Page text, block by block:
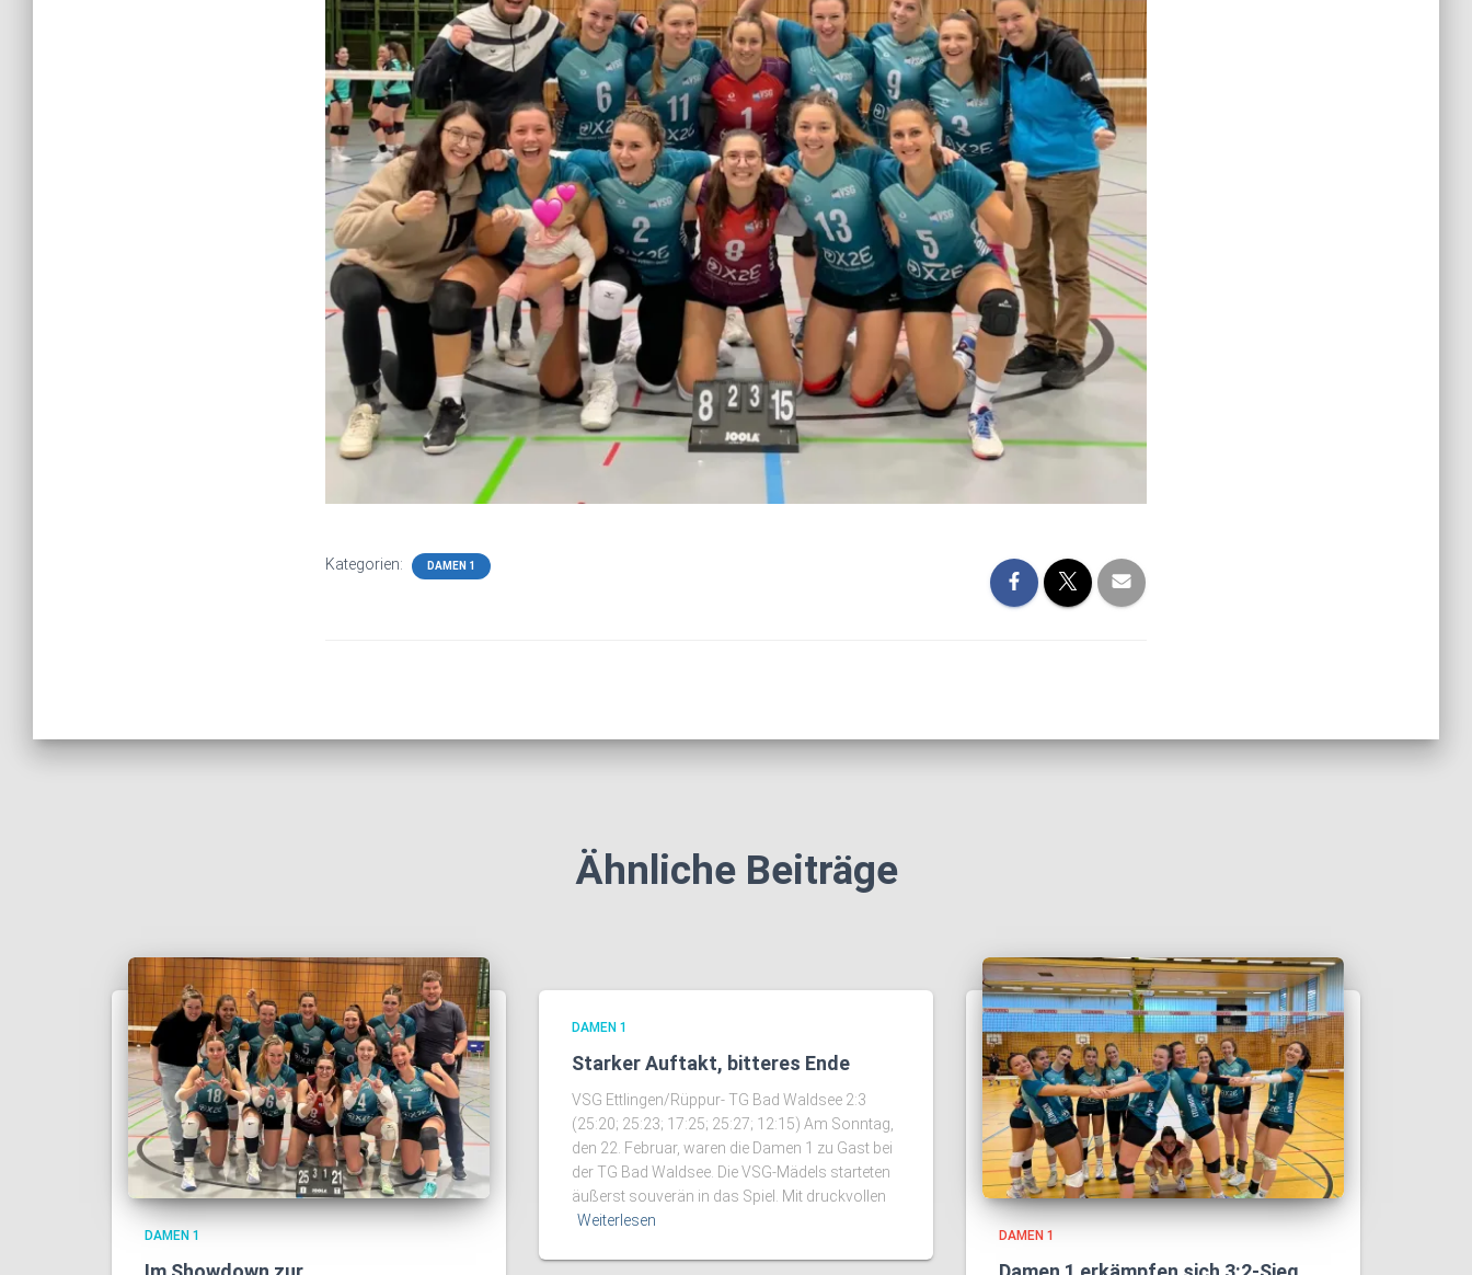
Kategorien: DAMEN 1
Ähnliche Beiträge
DAMEN 1
DAMEN 1
Starker Auftakt, bitteres Ende
VSG Ettlingen/Rüppur- TG Bad Waldsee 2:3
(25:20; 25:23; 17:25; 25:27; 12:15) Am Sonntag,
den 22. Februar, waren die Damen 1 zu Gast bei
der TG Bad Waldsee. Die VSG-Mädels starteten
äußerst souverän in das Spiel. Mit druckvollen
Weiterlesen
DAMEN 1